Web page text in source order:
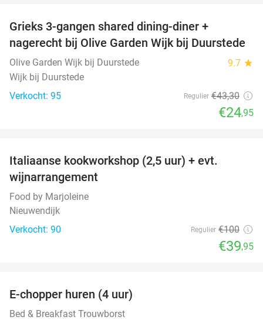
Grieks 3-gangen shared dining-diner +
nagerecht bij Olive Garden Wijk bij Duurstede
Olive Garden Wijk bij Duurstede 9.7 star
Wijk bij Duurstede
Verkocht: 95
Regulier €43,30
€24,95
Italiaanse kookworkshop (2,5 uur) + evt.
wijnarrangement
Food by Marjoleine
Nieuwendijk
Verkocht: 90
Regulier €100
€39,95
E-chopper huren (4 uur)
Bed & Breakfast Trouwborst